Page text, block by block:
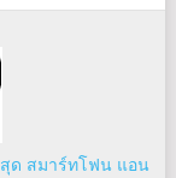
ด สมาร์ทโฟน แอน